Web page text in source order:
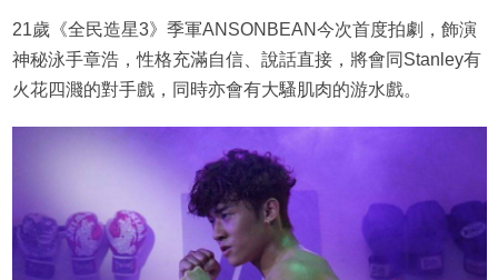
21歲《全民造星3》季軍ANSONBEAN今次首度拍劇，飾演
神秘泳手章浩，性格充滿自信、說話直接，將會同Stanley有
火花四濺的對手戲，同時亦會有大騷肌肉的游水戲。